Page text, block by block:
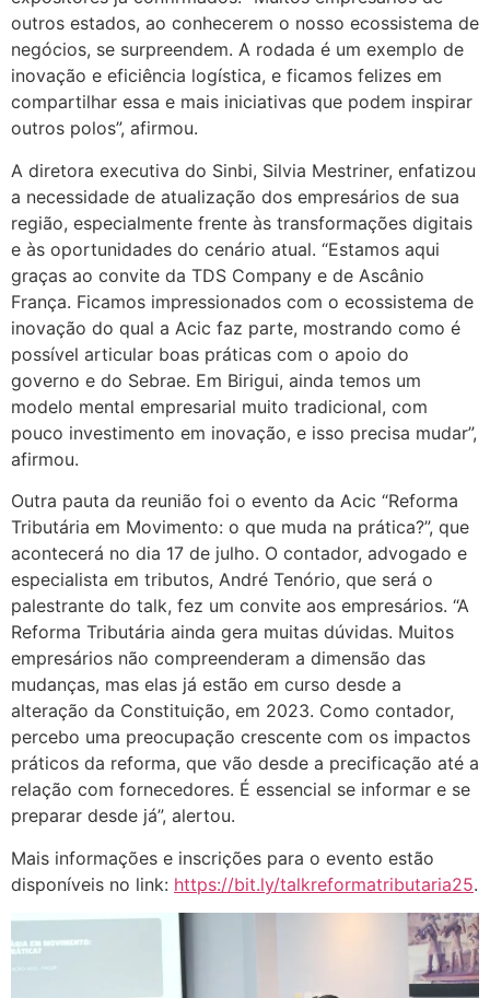
outros estados, ao conhecerem o nosso ecossistema de
negócios, se surpreendem. A rodada é um exemplo de
inovação e eficiência logística, e ficamos felizes em
compartilhar essa e mais iniciativas que podem inspirar
outros polos”, afirmou.
A diretora executiva do Sinbi, Silvia Mestriner, enfatizou
a necessidade de atualização dos empresários de sua
região, especialmente frente às transformações digitais
e às oportunidades do cenário atual. “Estamos aqui
graças ao convite da TDS Company e de Ascânio
França. Ficamos impressionados com o ecossistema de
inovação do qual a Acic faz parte, mostrando como é
possível articular boas práticas com o apoio do
governo e do Sebrae. Em Birigui, ainda temos um
modelo mental empresarial muito tradicional, com
pouco investimento em inovação, e isso precisa mudar”,
afirmou.
Outra pauta da reunião foi o evento da Acic “Reforma
Tributária em Movimento: o que muda na prática?”, que
acontecerá no dia 17 de julho. O contador, advogado e
especialista em tributos, André Tenório, que será o
palestrante do talk, fez um convite aos empresários. “A
Reforma Tributária ainda gera muitas dúvidas. Muitos
empresários não compreenderam a dimensão das
mudanças, mas elas já estão em curso desde a
alteração da Constituição, em 2023. Como contador,
percebo uma preocupação crescente com os impactos
práticos da reforma, que vão desde a precificação até a
relação com fornecedores. É essencial se informar e se
preparar desde já”, alertou.
Mais informações e inscrições para o evento estão
disponíveis no link: https://bit.ly/talkreformatributaria25.